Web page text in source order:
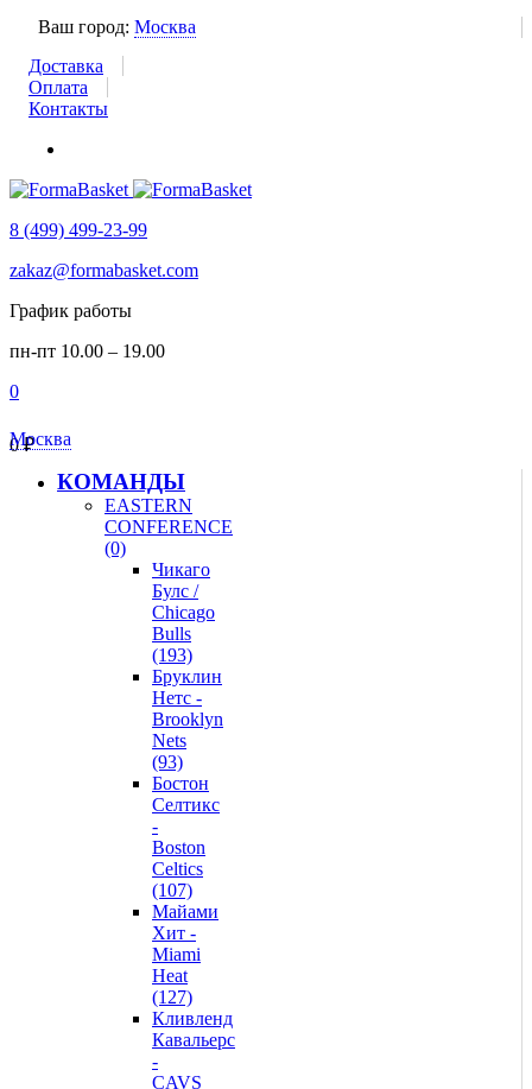
Ваш город: Москва
Доставка
Оплата
Контакты
8 (499) 499-23-99
zakaz@formabasket.com
График работы
пн-пт 10.00 – 19.00
0
0₽
Москва
КОМАНДЫ
EASTERN
CONFERENCE
(0)
Чикаго
Булс /
Chicago
Bulls
(193)
Бруклин
Нетс -
Brooklyn
Nets
(93)
Бостон
Селтикс
-
Boston
Celtics
(107)
Майами
Хит -
Miami
Heat
(127)
Кливленд
Кавальерс
-
CAVS